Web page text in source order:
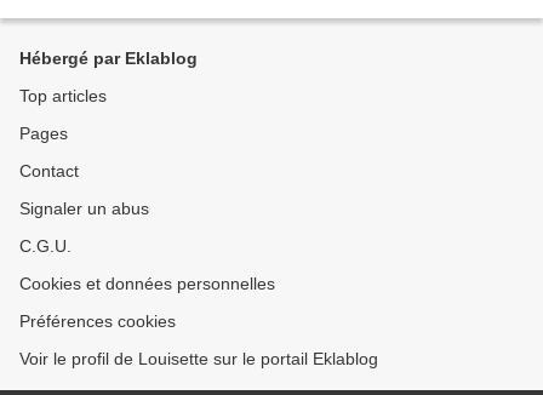
Hébergé par Eklablog
Top articles
Pages
Contact
Signaler un abus
C.G.U.
Cookies et données personnelles
Préférences cookies
Voir le profil de Louisette sur le portail Eklablog